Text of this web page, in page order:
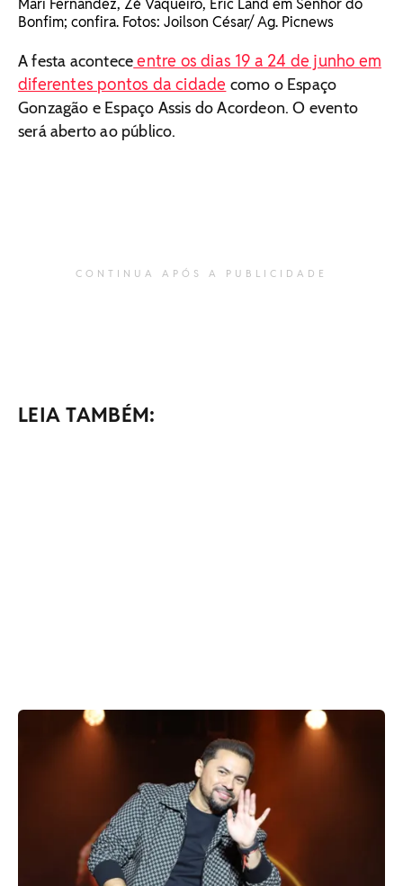
Mari Fernandez, Zé Vaqueiro, Eric Land em Senhor do
Bonfim; confira. Fotos: Joilson César/ Ag. Picnews
A festa aconteceentre os dias 19 a 24 de junho em
diferentes pontos da cidade como o Espaço
Gonzagão e Espaço Assis do Acordeon. O evento
será aberto ao público.
CONTINUA APÓS A PUBLICIDADE
LEIA TAMBÉM: